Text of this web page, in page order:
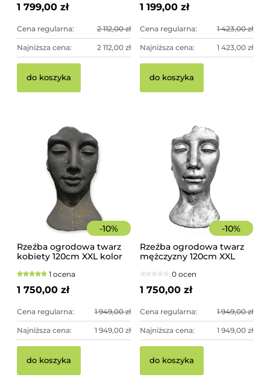
1 799,00 zł
Cena regularna: 2 112,00 zł
Najniższa cena: 2 112,00 zł
do koszyka
1 199,00 zł
Cena regularna: 1 423,00 zł
Najniższa cena: 1 423,00 zł
do koszyka
-10%
Rzeźba ogrodowa twarz
kobiety 120cm XXL kolor
betonowa - imponująca
dekoracja ogrodowa
1 ocena
1 750,00 zł
Cena regularna: 1 949,00 zł
Najniższa cena: 1 949,00 zł
do koszyka
-10%
Rzeźba ogrodowa twarz
mężczyzny 120cm XXL
imponująca dekoracja
ogrodowa
0 ocen
1 750,00 zł
Cena regularna: 1 949,00 zł
Najniższa cena: 1 949,00 zł
do koszyka